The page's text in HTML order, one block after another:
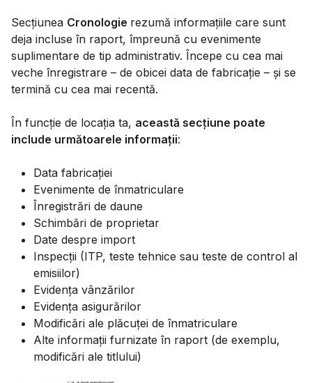
Secțiunea Cronologie rezumă informațiile care sunt
deja incluse în raport, împreună cu evenimente
suplimentare de tip administrativ. Începe cu cea mai
veche înregistrare – de obicei data de fabricație – și se
termină cu cea mai recentă.
În funcție de locația ta, această secțiune poate
include următoarele informații:
Data fabricației
Evenimente de înmatriculare
Înregistrări de daune
Schimbări de proprietar
Date despre import
Inspecții (ITP, teste tehnice sau teste de control al
emisiilor)
Evidența vânzărilor
Evidența asigurărilor
Modificări ale plăcuței de înmatriculare
Alte informații furnizate în raport (de exemplu,
modificări ale titlului)